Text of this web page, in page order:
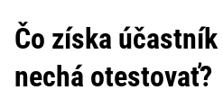
Čo získa
nechá otestovať?